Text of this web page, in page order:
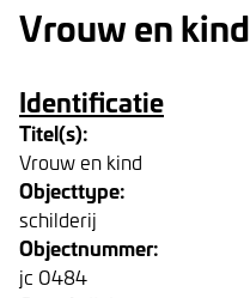
Vrouw en kind
Identificatie
Titel(s):
Vrouw en kind
Objecttype:
schilderij
Objectnummer:
jc 0484